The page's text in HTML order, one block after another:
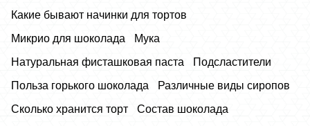
Какие бывают начинки для тортов
Микрио для шоколада
Мука
Натуральная фисташковая паста
Подсластители
Польза горького шоколада
Различные виды сиропов
Сколько хранится торт
Состав шоколада